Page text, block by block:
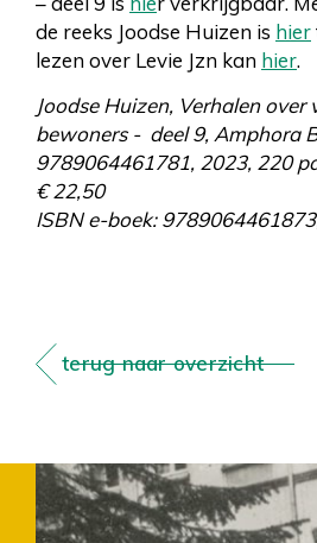
de reeks Joodse Huizen is hier
lezen over Levie Jzn kan hier.
Joodse Huizen, Verhalen over
bewoners - deel 9, Amphora
9789064461781, 2023, 220
€ 22,50
ISBN e-boek:
terug naar overzicht